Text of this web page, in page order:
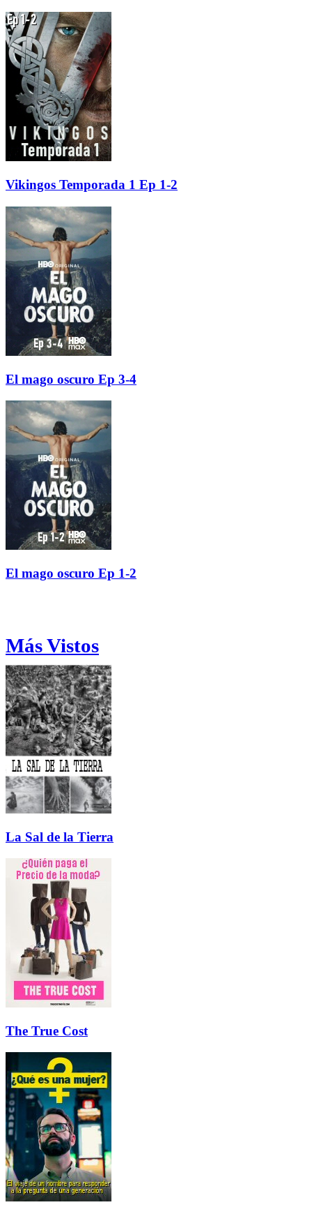
Vikingos Temporada 1 Ep 1-2
El mago oscuro Ep 3-4
El mago oscuro Ep 1-2
Más Vistos
La Sal de la Tierra
The True Cost